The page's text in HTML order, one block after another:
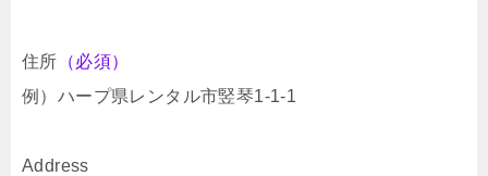
住所 （必須）
例）ハープ県レンタル市竪琴1-1-1
Address